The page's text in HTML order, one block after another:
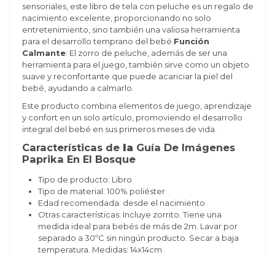
sensoriales, este libro de tela con peluche es un regalo de
nacimiento excelente, proporcionando no solo
entretenimiento, sino también una valiosa herramienta
para el desarrollo temprano del bebé. Función
Calmante: El zorro de peluche, además de ser una
herramienta para el juego, también sirve como un objeto
suave y reconfortante que puede acariciar la piel del
bebé, ayudando a calmarlo.
Este producto combina elementos de juego, aprendizaje
y confort en un solo artículo, promoviendo el desarrollo
integral del bebé en sus primeros meses de vida.
Características dela Guía De Imágenes
Paprika En El Bosque
Tipo de producto: Libro
Tipo de material: 100% poliéster
Edad recomendada: desde el nacimiento
Otras características: Incluye zorrito. Tiene una
medida ideal para bebés de más de 2m. Lavar por
separado a 30ºC sin ningún producto. Secar a baja
temperatura. Medidas: 14x14cm